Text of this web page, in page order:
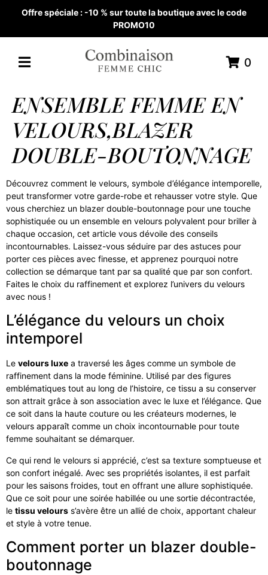
Offre spéciale : -10 % sur toute la boutique avec le code
PROMO10
0
ENSEMBLE FEMME EN
VELOURS,BLAZER
DOUBLE-BOUTONNAGE
Découvrez comment le velours, symbole d’élégance intemporelle,
peut transformer votre garde-robe et rehausser votre style. Que
vous cherchiez un blazer double-boutonnage pour une touche
sophistiquée ou un ensemble en velours polyvalent pour briller à
chaque occasion, cet article vous dévoile des conseils
incontournables. Laissez-vous séduire par des astuces pour
porter ces pièces avec finesse, et apprenez pourquoi notre
collection se démarque tant par sa qualité que par son confort.
Faites le choix du raffinement et explorez l’univers du velours
avec nous !
L’élégance du velours un choix
intemporel
Le velours luxe a traversé les âges comme un symbole de
raffinement dans la mode féminine. Utilisé par des figures
emblématiques tout au long de l’histoire, ce tissu a su conserver
son attrait grâce à son association avec le luxe et l’élégance. Que
ce soit dans la haute couture ou les créateurs modernes, le
velours apparaît comme un choix incontournable pour toute
femme souhaitant se démarquer.
Ce qui rend le velours si apprécié, c’est sa texture somptueuse et
son confort inégalé. Avec ses propriétés isolantes, il est parfait
pour les saisons froides, tout en offrant une allure sophistiquée.
Que ce soit pour une soirée habillée ou une sortie décontractée,
le tissu velours s’avère être un allié de choix, apportant chaleur
et style à votre tenue.
Comment porter un blazer double-
boutonnage